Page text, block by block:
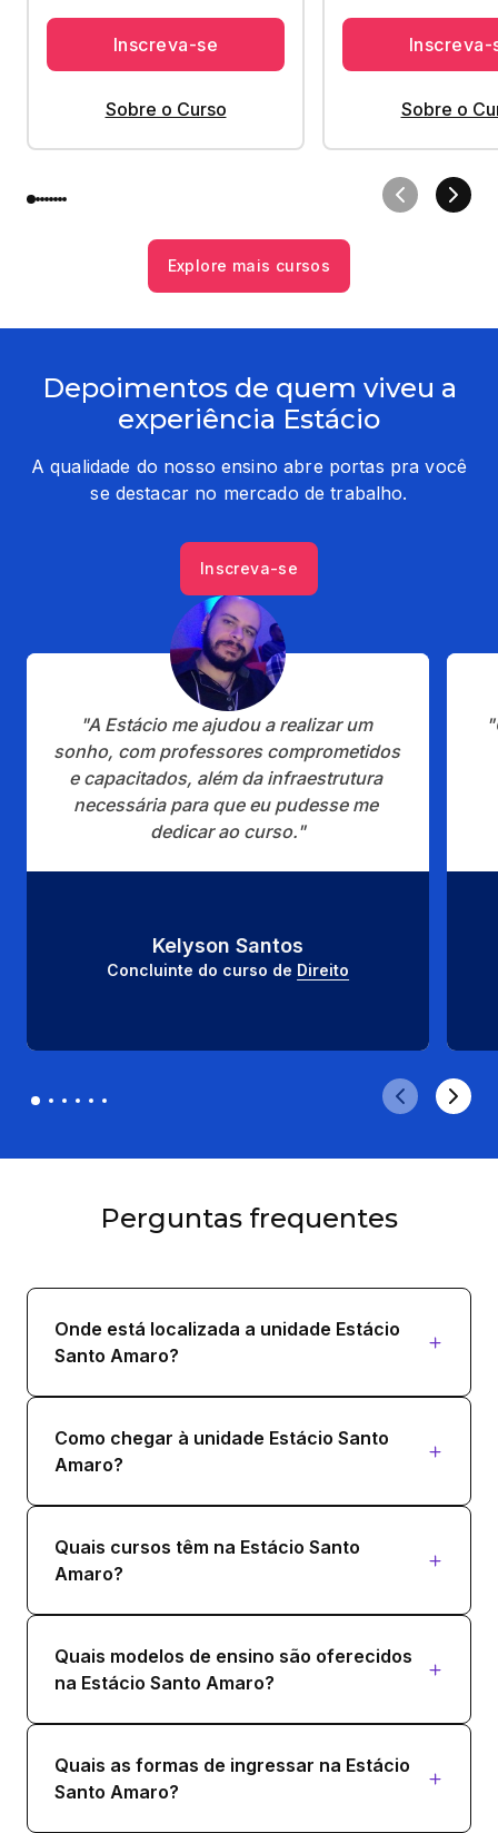
Inscreva-se
Sobre o Curso
Inscreva-
Sobre o
Explore mais cursos
Depoimentos de quem viveu a
experiência Estácio
A qualidade do nosso ensino abre portas pra você
se destacar no mercado de trabalho.
Inscreva-se
"A Estácio me ajudou a realizar um
sonho, com professores comprometidos
e capacitados, além da infraestrutura
necessária para que eu pudesse me
dedicar ao curso."
Kelyson Santos
Concluinte do curso de Direito
Perguntas frequentes
Onde está localizada a unidade Estácio
Santo Amaro?
Como chegar à unidade Estácio Santo
Amaro?
Quais cursos têm na Estácio Santo
Amaro?
Quais modelos de ensino são oferecidos
na Estácio Santo Amaro?
Quais as formas de ingressar na Estácio
Santo Amaro?